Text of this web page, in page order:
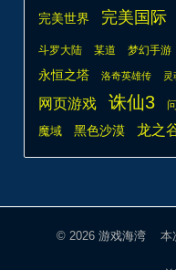
完美世界 完美国际
斗罗大陆 某道 梦幻手游
永恒之塔
洛奇英雄传 灵
网页游戏 诛仙3
魔域 黑色沙漠 龙之
© 2026 游戏海湾本次